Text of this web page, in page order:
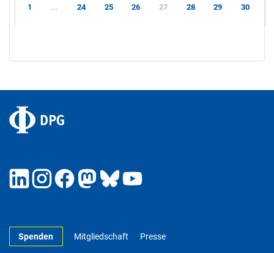
1 ... 24 25 26 27 28 29 30
Spenden Mitgliedschaft Presse